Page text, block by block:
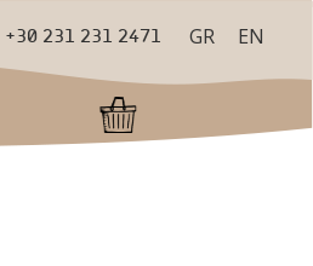
+30 231 231 2471 GR EN